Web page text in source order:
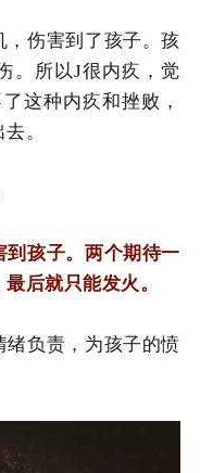
伤害到了孩子。孩
。所以J很内疚，觉
这种内疚和挫败，
。
孩子。两个期待一
后就只能发火。
负责，为孩子的愤